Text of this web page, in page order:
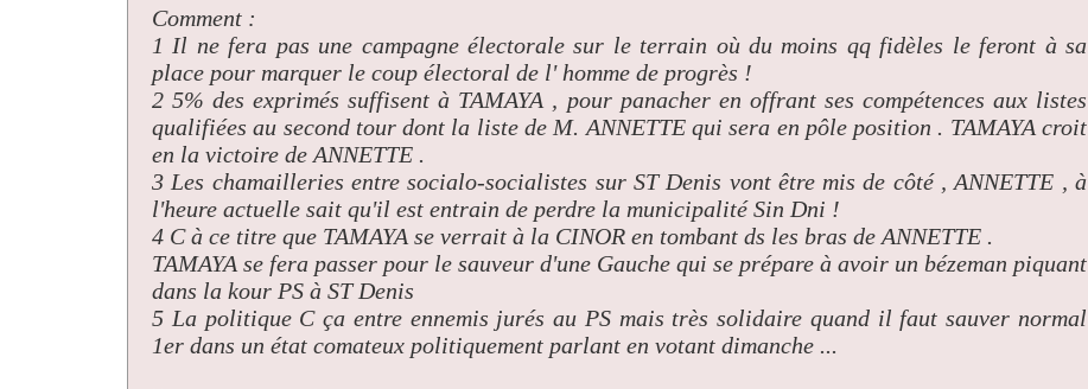
Comment :
1 Il ne fera pas une campagne électorale sur le terrain où du moins qq fidèles le feront à sa
place pour marquer le coup électoral de l' homme de progrès !
2 5% des exprimés suffisent à TAMAYA , pour panacher en offrant ses compétences aux listes
qualifiées au second tour dont la liste de M. ANNETTE qui sera en pôle position . TAMAYA croit
en la victoire de ANNETTE .
3 Les chamailleries entre socialo-socialistes sur ST Denis vont être mis de côté , ANNETTE , à
l'heure actuelle sait qu'il est entrain de perdre la municipalité Sin Dni !
4 C à ce titre que TAMAYA se verrait à la CINOR en tombant ds les bras de ANNETTE .
TAMAYA se fera passer pour le sauveur d'une Gauche qui se prépare à avoir un bézeman piquant
dans la kour PS à ST Denis
5 La politique C ça entre ennemis jurés au PS mais très solidaire quand il faut sauver normal
1er dans un état comateux politiquement parlant en votant dimanche ...